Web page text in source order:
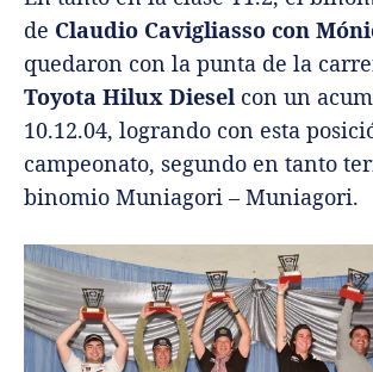
de Claudio Cavigliasso con
quedaron con la punta de la
Toyota Hilux Diesel con un
10.12.04, logrando con esta
campeonato, segundo en tanto
binomio Muniagori – Muniagori.